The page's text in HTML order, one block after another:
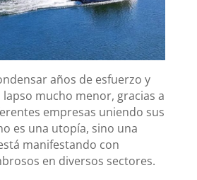
años de esfuerzo y
mucho menor, gracias a
empresas uniendo sus
es una utopía, sino una
manifestando con
en diversos sectores.